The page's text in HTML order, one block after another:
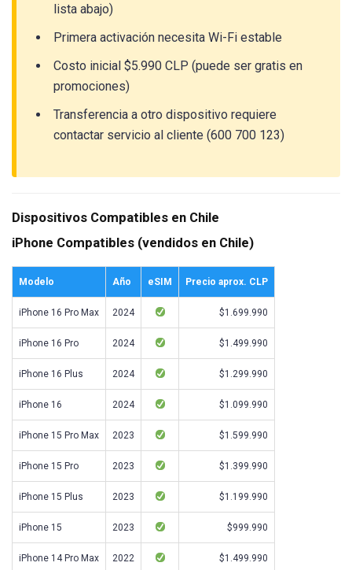
lista abajo)
Primera activación necesita Wi-Fi estable
Costo inicial $5.990 CLP (puede ser gratis en
promociones)
Transferencia a otro dispositivo requiere
contactar servicio al cliente (600 700 123)
Dispositivos Compatibles en Chile
iPhone Compatibles (vendidos en Chile)
Modelo Año eSIM Precio aprox. CLP
iPhone 16 Pro Max 2024 $1.699.990
iPhone 16 Pro 2024 $1.499.990
iPhone 16 Plus 2024 $1.299.990
iPhone 16 2024 $1.099.990
iPhone 15 Pro Max 2023 $1.599.990
iPhone 15 Pro 2023 $1.399.990
iPhone 15 Plus 2023 $1.199.990
iPhone 15 2023 $999.990
iPhone 14 Pro Max 2022 $1.499.990